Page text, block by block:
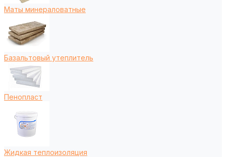
Маты минераловатные
Базальтовый утеплитель
Пенопласт
Жидкая теплоизоляция